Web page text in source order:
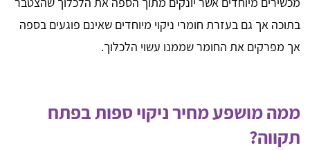
בתוכה אך גם בעזרת חומרי ניקוי מיוחדים שאינם פוגעים בספה
אך מפרקים את החומר שממנו עשוי הלכלוך.
ממה מושפע מחיר ניקוי ספות בפתח
תקווה?